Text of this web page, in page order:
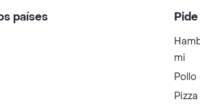
países
mi